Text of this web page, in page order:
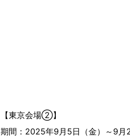
【東京会場②】
期間：2025年9月5日（金）～9月